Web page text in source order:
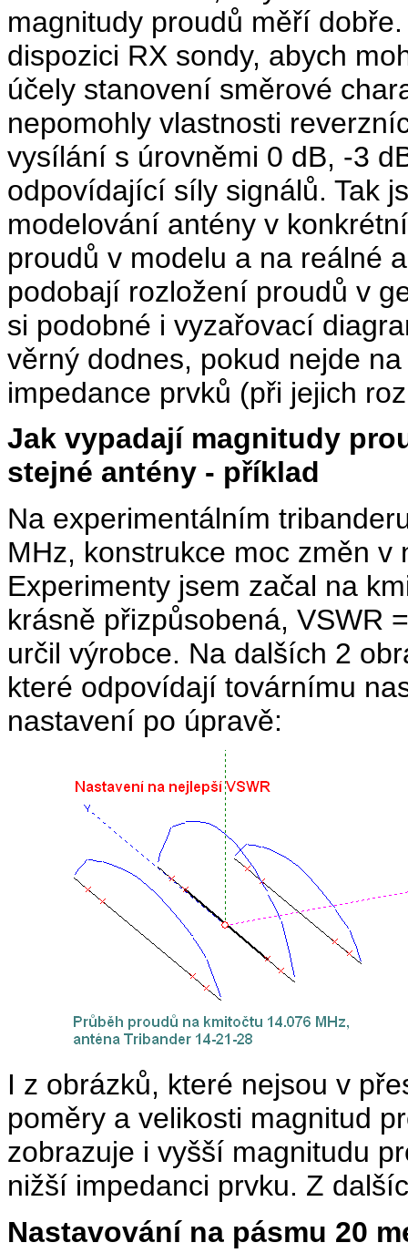
magnitudy proudů měří
dispozici RX sondy, abych
účely stanovení směrové
nepomohly vlastnosti
vysílání s úrovněmi 0 dB, -3
odpovídající síly signálů. Tak
modelování antény v
proudů v modelu a na reálné
podobají rozložení proudů v
si podobné i vyzařovací
věrný dodnes, pokud nejde
impedance prvků (při jejich
Jak vypadají magnitudy
stejné antény - příklad
Na experimentálním
MHz, konstrukce moc změn
Experimenty jsem začal na
krásně přizpůsobená, VSWR
určil výrobce. Na dalších 2
které odpovídají továrnímu
nastavení po úpravě:
I z obrázků, které nejsou v
poměry a velikosti magnitud
zobrazuje i vyšší magnitudu
nižší impedanci prvku. Z
Nastavování na pásmu 20